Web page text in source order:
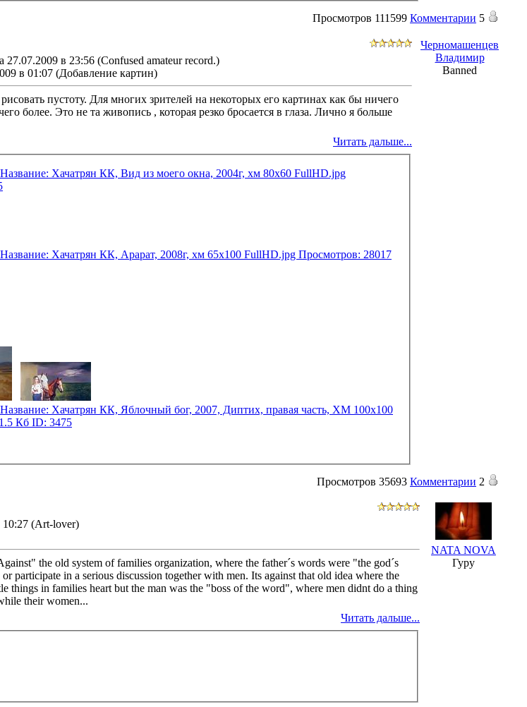
Просмотров 111599 Комментарии 5
27.07.2009 в 23:56 (Confused amateur record.)
в 01:07 (Добавление картин)
пустоту. Для многих зрителей на некоторых его картинах как бы ничего
более. Это не та живопись , которая резко бросается в глаза. Лично я больше
Читать дальше...
Черномашенцев
Владимир
Banned
Просмотров 35693 Комментарии 2
10:27 (Art-lover)
the old system of families organization, where the father´s words were "the god´s
participate in a serious discussion together with men. Its against that old idea where the
things in families heart but the man was the "boss of the word", where men didnt do a thing
their women...
Читать дальше...
NATA NOVA
Гуру